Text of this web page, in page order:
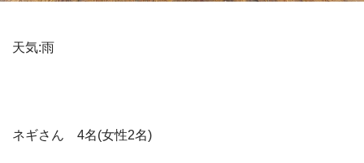
天気:雨
ネギさん 4名(女性2名)